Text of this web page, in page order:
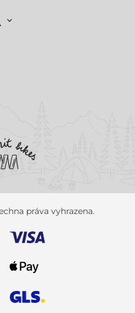
práva vyhrazena.